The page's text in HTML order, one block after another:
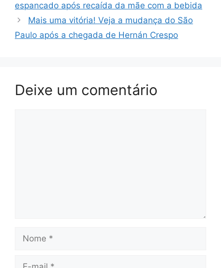
espancado após recaída da mãe com a bebida
Mais uma vitória! Veja a mudança do São
Paulo após a chegada de Hernán Crespo
Deixe um comentário
Nome